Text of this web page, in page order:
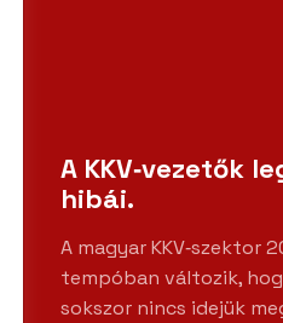
A KKV‑vezetők
hibái.
A magyar KKV‑szektor
tempóban változik,
sokszor nincs idejük